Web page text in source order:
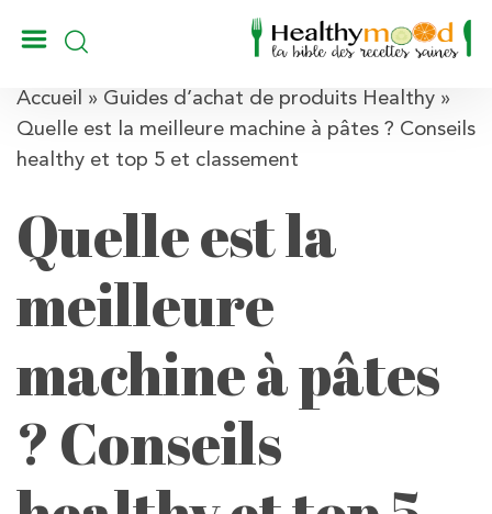
Accueil » Guides d’achat de produits Healthy »
Quelle est la meilleure machine à pâtes ? Conseils
healthy et top 5 et classement
Quelle est la
meilleure
machine à pâtes
? Conseils